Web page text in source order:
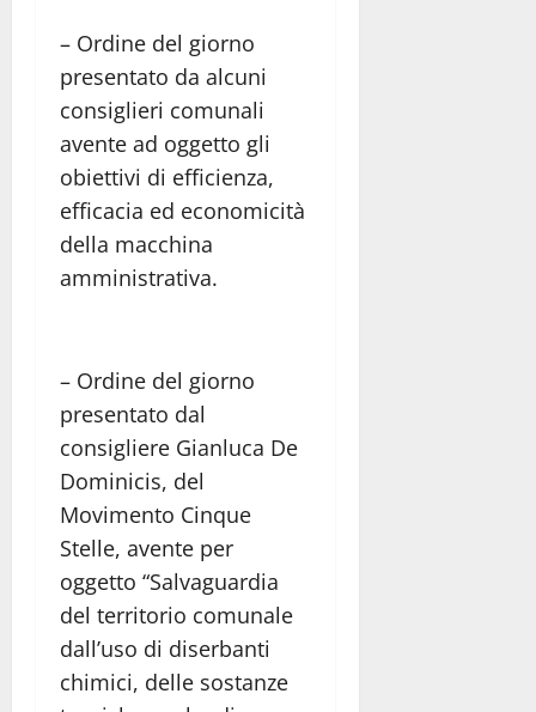
– Ordine del giorno
presentato da alcuni
consiglieri comunali
avente ad oggetto gli
obiettivi di efficienza,
efficacia ed economicità
della macchina
amministrativa.
– Ordine del giorno
presentato dal
consigliere Gianluca De
Dominicis, del
Movimento Cinque
Stelle, avente per
oggetto “Salvaguardia
del territorio comunale
dall’uso di diserbanti
chimici, delle sostanze